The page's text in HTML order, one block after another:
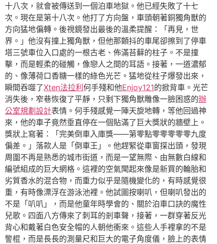
十八次，就會被傳送到一個泊車地獄。他已經失敗了十七
次。現在是第十八次。他打了方向盤，車頭朝著銅獨角獸的
方向猛地偏轉。後視鏡發出最後的溫柔提醒：「再見，世
界。」他沒有撞上獨角獸，但他那顫抖的車尾卻擦到了停車
塔三號車位入口處的一根古老、佈滿苔蘚的柱子。不是撞
擊，而是輕柔的碰觸，像戀人之間的耳語。接著，一道濃郁
的、像薄荷口香糖一樣的綠色光芒。猛地從柱子爆發出來，
瞬間吞噬了Xten法拉利何手殘和他Enjoy121的掀背車。光芒
消失後，窄巷恢復了平靜，只剩下獨角獸雕像一臉困惑的辦
公室規劃設計表情。何手殘感覺一陣天旋地轉，等他回過神
來，他的車子竟然垂直停在一個貼滿了巨大獎狀的牆壁上。
獎狀上寫著：「完美倒車入庫獎——第零點零零零零零九度
偏差。」落款人是「倒車王」。他趕緊從車窗探出頭，發現
周圍不再是熟悉的城市街道，而是一望無際、由無數白線和
編號組成的巨大網格。這裡的空氣聞起來像是新買的輪胎和
劣質香水的混合物，而重力似乎是隨機變化的，有時感覺很
重，有時像漂浮在游泳池裡。他試圖按喇叭，但喇叭發出的
不是「叭叭」，而是他童年時學會的、關於泊車口訣的魔性
兒歌。四面八方傳來了刺耳的剎車聲，接著，一群穿著反光
背心和戴著白色安全帽的人朝他衝來。這些人手裡拿的不是
警棍，而是長長的測量尺和巨大的電子角度儀，臉上的表情